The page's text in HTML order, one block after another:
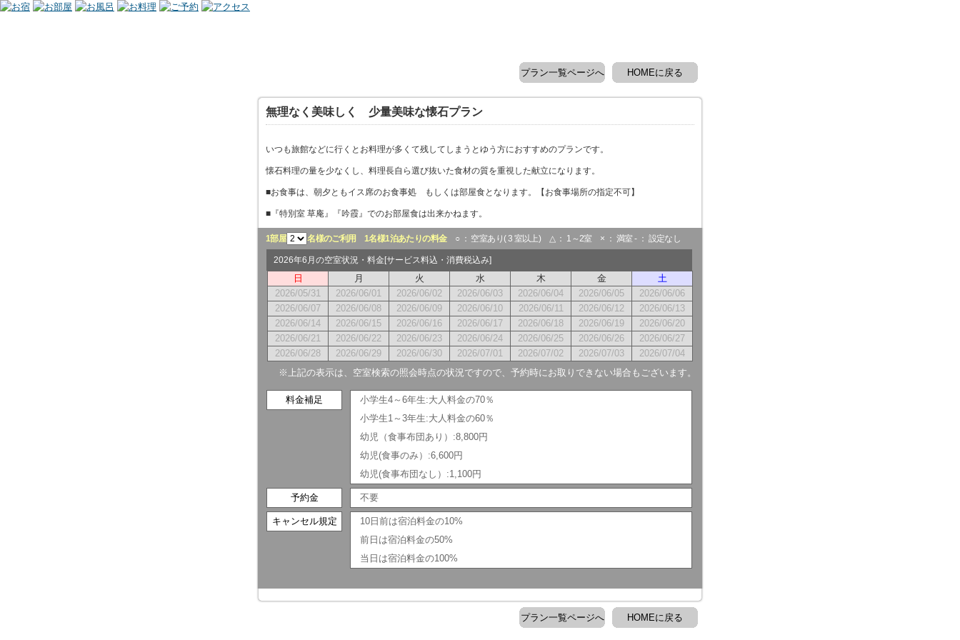
HOMEに戻る
プラン一覧ページへ
無理なく美味しく 少量美味な懐石プラン
いつも旅館などに行くとお料理が多くて残してしまうとゆう方におすすめのプランです。
懐石料理の量を少なくし、料理長自ら選び抜いた食材の質を重視した献立になります。
■お食事は、朝夕ともイス席のお食事処 もしくは部屋食となります。【お食事場所の指定不可】
■『特別室 草庵』『吟霞』でのお部屋食は出来かねます。
1部屋 名様のご利用 1名様1泊あたりの料金○ ： 空室あり( 3 室以上) △ ： 1～2室 × ： 満室 - ： 設定なし
2026年6月の空室状況・料金[サービス料込・消費税込み]
日 月 火 水 木 金
土
2026/05/31
2026/06/01 2026/06/02 2026/06/03 2026/06/04 2026/06/05
2026/06/06
2026/06/07
2026/06/08 2026/06/09 2026/06/10 2026/06/11 2026/06/12
2026/06/13
2026/06/14
2026/06/15 2026/06/16 2026/06/17 2026/06/18 2026/06/19
2026/06/20
2026/06/21
2026/06/22 2026/06/23 2026/06/24 2026/06/25 2026/06/26
2026/06/27
2026/06/28
2026/06/29 2026/06/30 2026/07/01 2026/07/02 2026/07/03
2026/07/04
※上記の表示は、空室検索の照会時点の状況ですので、予約時にお取りできない場合もございます。
料金補足
小学生4～6年生:大人料金の70％
小学生1～3年生:大人料金の60％
幼児（食事布団あり）:8,800円
幼児(食事のみ）:6,600円
幼児(食事布団なし）:1,100円
予約金 不要
キャンセル規定
10日前は宿泊料金の10%
前日は宿泊料金の50%
当日は宿泊料金の100%
HOMEに戻る
プラン一覧ページへ